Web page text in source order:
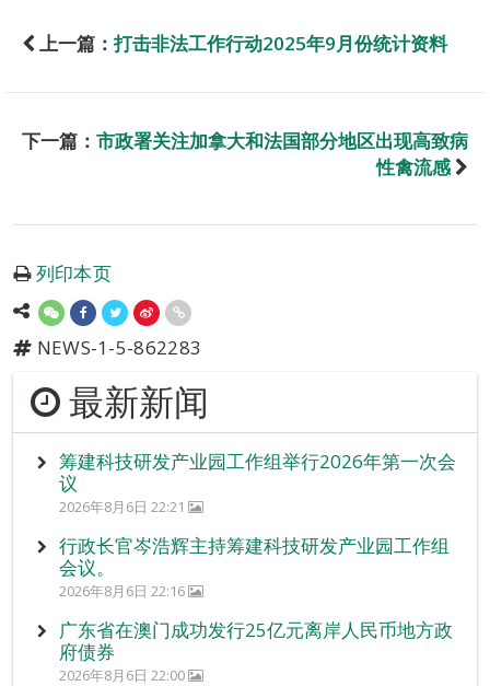
上一篇： 打击非法工作行动2025年9月份统计资料
下一篇： 市政署关注加拿大和法国部分地区出现高致病
性禽流感
列印本页
NEWS-1-5-862283
最新新闻
筹建科技研发产业园工作组举行2026年第一次会
议
2026年8月6日 22:21
行政长官岑浩辉主持筹建科技研发产业园工作组
会议。
2026年8月6日 22:16
广东省在澳门成功发行25亿元离岸人民币地方政
府债券
2026年8月6日 22:00